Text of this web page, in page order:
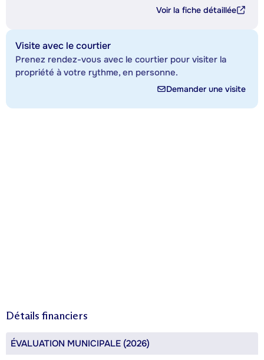
Voir la fiche détaillée
Visite avec le courtier
Prenez rendez-vous avec le courtier pour visiter la
propriété à votre rythme, en personne.
Demander une visite
Détails financiers
ÉVALUATION MUNICIPALE (2026)